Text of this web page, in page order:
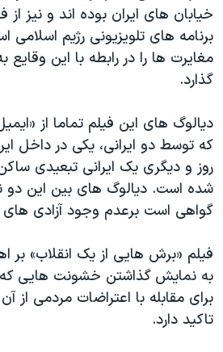
خیابان های ایران بوده اند و نیز از
برنامه های تلویزیونی رژیم
مغایرت ها را در رابطه با این
گذارد.
دیالوگ های این فیلم تماما از
که توسط دو ایرانی، یکی در داخل
روز و دیگری یک ایرانی تبعیدی
شده است. دیالوگ های بین این دو
گواهی است برعدم وجود آزادی های
فیلم «برش هایی از یک انقلاب» بر
به نمایش گذاشتن خشونت هایی
برای مقابله با اعتراضات مردمی از
تاکید دارد.